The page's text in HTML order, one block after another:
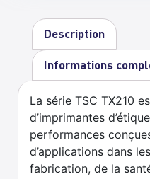
Description
Informations
La série TSC TX210
d’imprimantes
performances
d’applications dans
fabrication, de la